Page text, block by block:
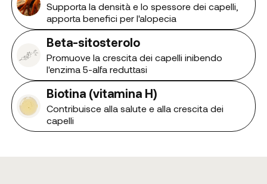
Supporta la densità e lo spessore dei capelli,
apporta benefici per l'alopecia
Beta-sitosterolo
Promuove la crescita dei capelli inibendo
l'enzima 5-alfa reduttasi
Biotina (vitamina H)
Contribuisce alla salute e alla crescita dei
capelli